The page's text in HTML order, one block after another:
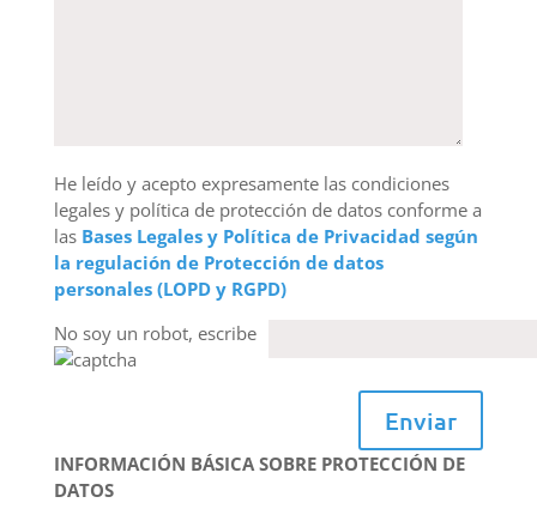
He leído y acepto expresamente las condiciones
legales y política de protección de datos conforme a
las Bases Legales y Política de Privacidad según
la regulación de Protección de datos
personales (LOPD y RGPD)
No soy un robot, escribe
Enviar
INFORMACIÓN BÁSICA SOBRE PROTECCIÓN DE
DATOS